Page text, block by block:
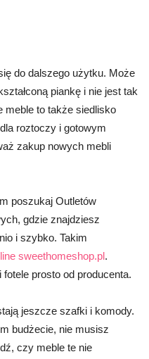
do dalszego użytku. Może
piankę i nie jest tak
meble to także siedlisko
roztoczy i gotowym
zakup nowych mebli
poszukaj Outletów
gdzie znajdziesz
i szybko. Takim
sweethomeshop.pl.
prosto od producenta.
jeszcze szafki i komody.
budżecie, nie musisz
czy meble te nie